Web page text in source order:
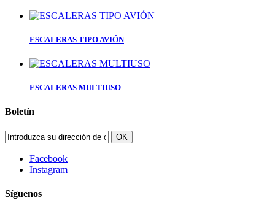
ESCALERAS TIPO AVIÓN
ESCALERAS MULTIUSO
Boletín
OK
Facebook
Instagram
Síguenos